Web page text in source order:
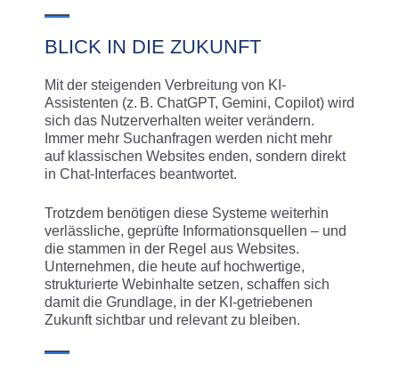
BLICK IN DIE ZUKUNFT
Mit der steigenden Verbreitung von KI-
Assistenten (z. B. ChatGPT, Gemini, Copilot) wird
sich das Nutzerverhalten weiter verändern.
Immer mehr Suchanfragen werden nicht mehr
auf klassischen Websites enden, sondern direkt
in Chat-Interfaces beantwortet.
Trotzdem benötigen diese Systeme weiterhin
verlässliche, geprüfte Informationsquellen – und
die stammen in der Regel aus Websites.
Unternehmen, die heute auf hochwertige,
strukturierte Webinhalte setzen, schaffen sich
damit die Grundlage, in der KI-getriebenen
Zukunft sichtbar und relevant zu bleiben.